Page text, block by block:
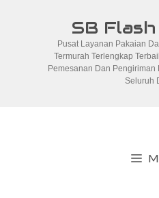
SB
Pusat Layanan Pakaian
Termurah Terlengkap
Pemesanan Dan
Seluruh